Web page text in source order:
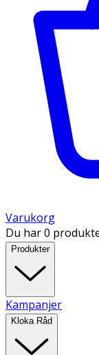
Varukorg
Du har 0
Produkter
Kampanjer
Kloka Råd